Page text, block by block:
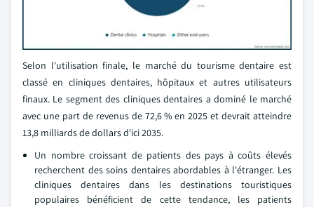
Selon l'utilisation finale, le marché du tourisme dentaire est
classé en cliniques dentaires, hôpitaux et autres utilisateurs
finaux. Le segment des cliniques dentaires a dominé le marché
avec une part de revenus de 72,6 % en 2025 et devrait atteindre
13,8 milliards de dollars d'ici 2035.
Un nombre croissant de patients des pays à coûts élevés
recherchent des soins dentaires abordables à l'étranger. Les
cliniques dentaires dans les destinations touristiques
populaires bénéficient de cette tendance, les patients